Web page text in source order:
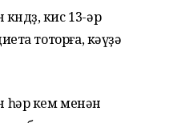
кис 13-әр
тоторға, кәүҙә
һәр кем менән